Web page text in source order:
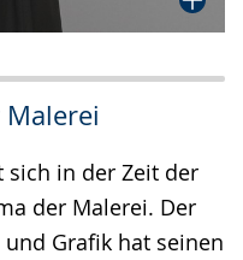
sich in der Zeit der
der Malerei. Der
Grafik hat seinen